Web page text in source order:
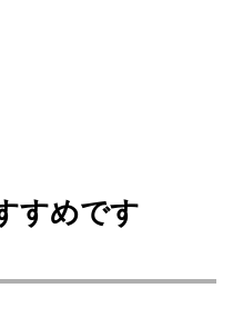
すめです